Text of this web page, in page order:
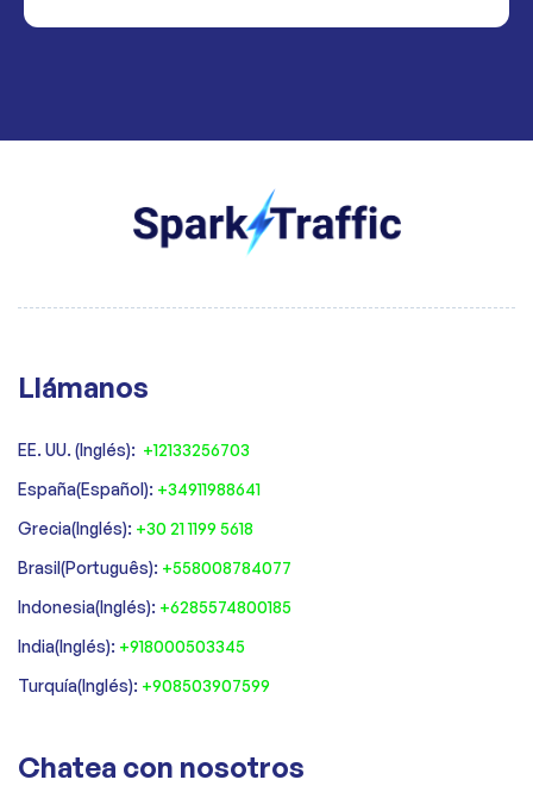
Llámanos
EE. UU. (Inglés): +12133256703
España(Español): +34911988641
‍Grecia(Inglés): +30 21 1199 5618
‍Brasil(Português): +558008784077‍
‍Indonesia(Inglés): +6285574800185
India(Inglés): +918000503345
Turquía(Inglés): +908503907599
Chatea con nosotros